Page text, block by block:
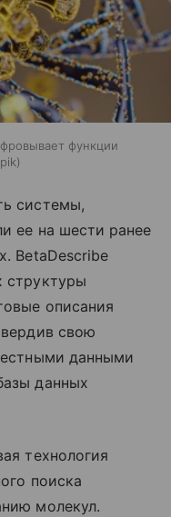
функции
системы,
ее на шести ранее
BetaDescribe
структуры
описания
свою
данными
данных
технология
поиска
молекул.